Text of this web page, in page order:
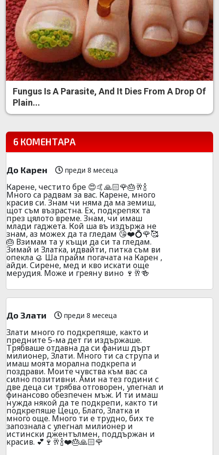
Fungus Is A Parasite, And It Dies From A Drop Of
Plain...
6 КОМЕНТАРА
До Карен преди 8 месеца
Карене, честито бре 😍🤙🙏🏻🌹🎂🥂🍾
Много са радвам за вас. Карене, много
красив си. Знам чи няма да ма земиш,
щот съм възрастна. Ех, подкрепях та
през цялото време. Знам, чи имаш
млади гаджета. Кой ша въ издържа не
знам, аз можех да та гледам 😘❤️💍🌹🥰
🎂 Взимам та у къщи да си та гледам.
Зимай и Златка, идвайти, питка съм ви
опекла 🥮 Ша прайм погачата на Карен ,
айди. Сирене, мед и кво искати още
мерудия. Може и греяну вино 🍷🥂🍻
До Злати преди 8 месеца
Злати много го подкрепяше, както и
предните 5-ма дет ги издържаше.
Трябваше отдавна да си фаниш дърт
милионер, Злати. Много ти са струпа и
имаш моята морална подкрепа и
поздрави. Моите чувства към вас са
силно позитивни. Ами на тез години с
две деца си трябва отговорен, улегнал и
финансово обезпечен мъж. И ти имаш
нужда някой да те подкрепи, както ти
подкрепяше Цецо, Благо, Златка и
много още. Много ти е трудно, бих те
запознала с улегнал милионер и
истински джентълмен, поддържан и
красив. 💕🍷🥂🍾❤️🎂🙏🏻🌹